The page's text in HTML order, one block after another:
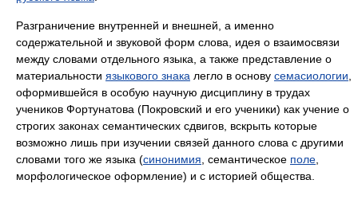
Разграничение внутренней и внешней, а именно
содержательной и звуковой форм слова, идея о взаимосвязи
между словами отдельного языка, а также представление о
материальности языкового знака легло в основу семасиологии
оформившейся в особую научную дисциплину в трудах
учеников Фортунатова (Покровский и его ученики) как учение о
строгих законах семантических сдвигов, вскрыть которые
возможно лишь при изучении связей данного слова с другими
словами того же языка (синонимия , семантическое поле
морфологическое оформление) и с историей общества.